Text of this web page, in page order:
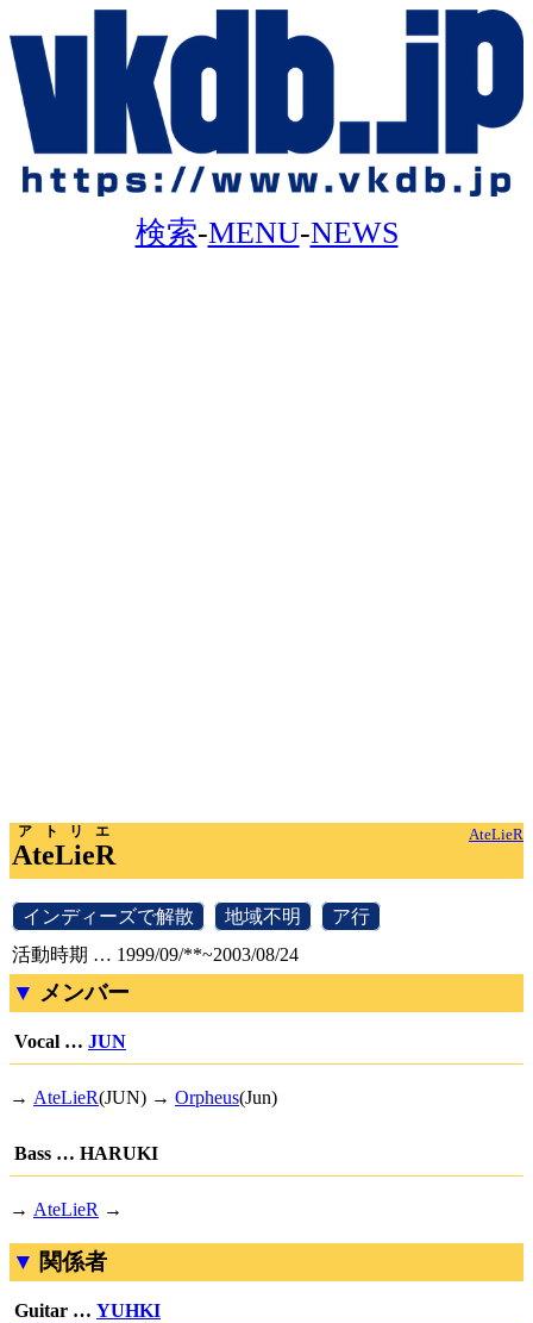
検索-MENU-NEWS
AteLieR
AteLieR
アトリエ
インディーズで解散 地域不明 ア行
活動時期 … 1999/09/**~2003/08/24
メンバー
Vocal … JUN
→ AteLieR(JUN) → Orpheus(Jun)
Bass … HARUKI
→ AteLieR →
関係者
Guitar … YUHKI